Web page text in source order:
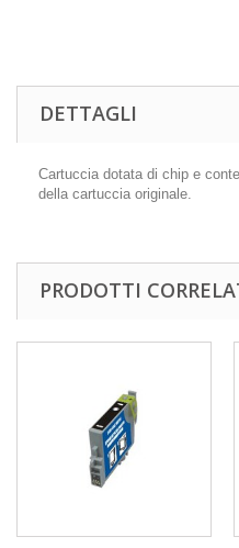
DETTAGLI
Cartuccia dotata di chip e
della cartuccia originale.
PRODOTTI